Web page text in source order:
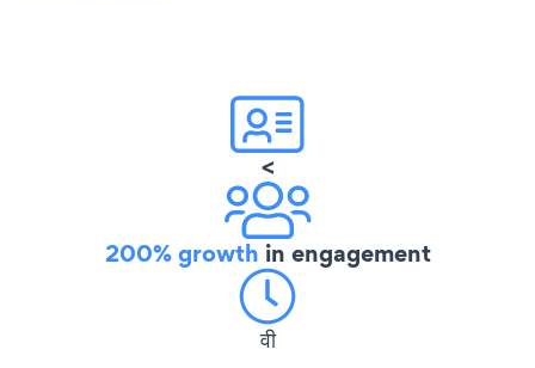
<
200% growth in engagement
वी